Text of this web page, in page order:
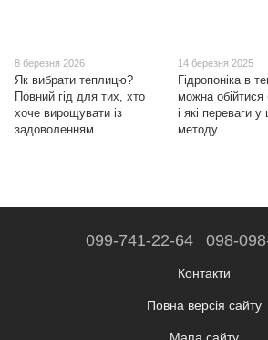
8 березня 2026
Як вибрати теплицю?
Повний гід для тих, хто
хоче вирощувати із
задоволенням
14 березня 2025
Гідропоніка в
можна обійтися
і які переваги у
методу
099-741-22-64 098-
Контакти
Повна версія сайту
Мапа сайту